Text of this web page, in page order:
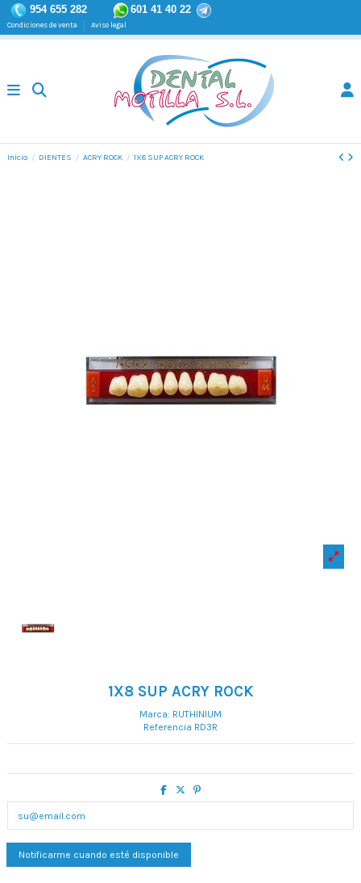
954 655 282 601 41 40 22
Condiciones de venta Aviso legal
Inicio DIENTES ACRY ROCK 1X8 SUP ACRY ROCK
1X8 SUP ACRY ROCK
Marca: RUTHINIUM
Referencia RD3R